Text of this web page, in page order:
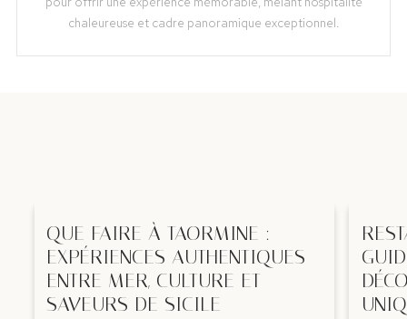
chaleureuse et cadre panoramique exceptionnel.
QUE FAIRE À TAORMINE :
EXPÉRIENCES AUTHENTIQUES
ENTRE MER, CULTURE ET
SAVEURS DE SICILE